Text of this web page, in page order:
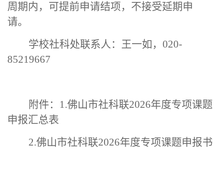
周期内，可提前申请结项， 不接受延期申
请。
学校社科处联系人：王一如， 020-
85219667
附件： 1.佛山市社科联2026年度专项课题
申报汇总表
2.佛山市社科联2026年度专项课题申报书